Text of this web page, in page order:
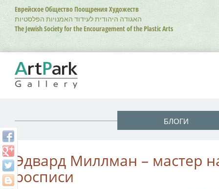
Перейти
основному
содержанию
Еврейское Общество Поощрения Художеств
האגודה היהודית לעידוד האמנויות הפלסטיות
The Jewish Society for the Encouragement of the Plastic Arts
БЛОГИ
Эдвард Миллман – мастер
росписи